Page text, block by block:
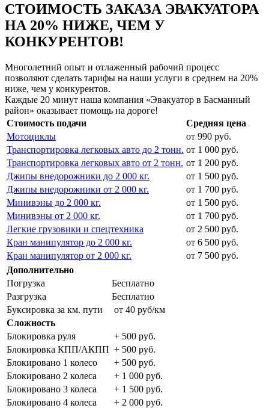
СТОИМОСТЬ ЗАКАЗА ЭВАКУАТОРА
НА 20% НИЖЕ, ЧЕМ У
КОНКУРЕНТОВ!
Многолетний опыт и отлаженный рабочий процесс
позволяют сделать тарифы на наши услуги в среднем на 20%
ниже, чем у конкурентов.
Каждые 20 минут наша компания «Эвакуатор в Басманный
район» оказывает помощь на дороге!
Стоимость подачи
Средняя цена
Мотоциклы
от 990 руб.
Транспортировка легковых авто до 2 тонн. от 1 000 руб.
Транспортировка легковых авто от 2 тонн. от 1 200 руб.
Джипы внедорожники до 2 000 кг.
от 1 500 руб.
Джипы внедорожники от 2 000 кг.
от 1 700 руб.
Минивэны до 2 000 кг.
от 1 500 руб.
Минивэны от 2 000 кг.
от 1 700 руб.
Легкие грузовики и спецтехника
от 2 500 руб.
Кран манипулятор до 2 000 кг.
от 6 500 руб.
Кран манипулятор от 2 000 кг.
от 7 500 руб.
Дополнительно
Погрузка
Бесплатно
Разгрузка
Бесплатно
Буксировка за км. пути
от 40 руб/км
Сложность
Блокировка руля
+ 500 руб.
Блокировка КПП/АКПП + 500 руб.
Блокировано 1 колесо
+ 500 руб.
Блокировано 2 колеса
+ 1 000 руб.
Блокировано 3 колеса
+ 1 500 руб.
Блокировано 4 колеса
+ 2 000 руб.